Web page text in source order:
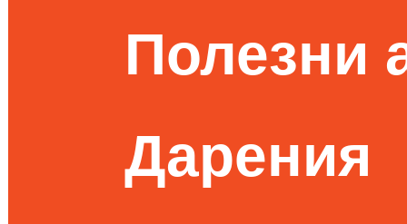
Полезни
Дарения